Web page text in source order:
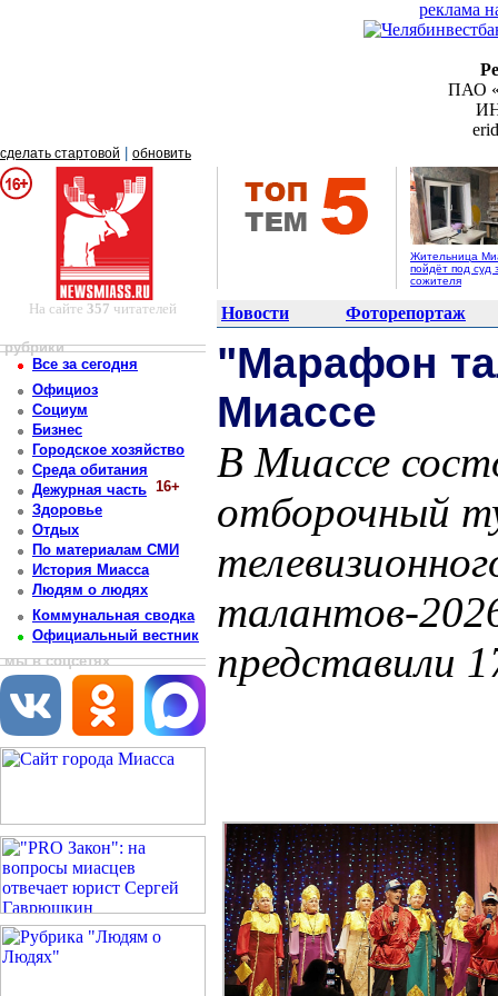
реклама
ПАО
сделать стартовой обновить
Жительница
пойдёт под суд
сожителя
На сайте 357 читателей Новости Фоторепортаж
рубрики
Все за сегодня
Официоз
Социум
Бизнес
Городское хозяйство
Среда обитания
Дежурная часть 16+
Здоровье
Отдых
По материалам СМИ
История Миасса
Людям о людях
Коммунальная сводка
Официальный вестник
мы в соцсетях
"Марафон
Миассе
В Миассе
отборочный
талантов-
представили